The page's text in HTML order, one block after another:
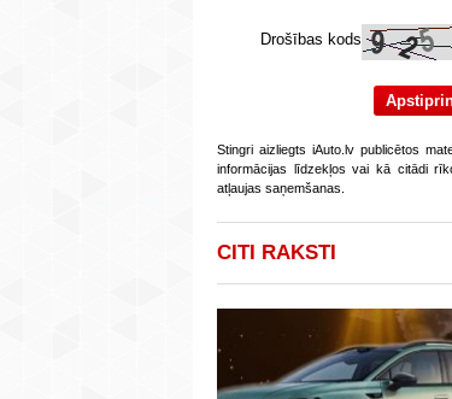
Drošības kods
Stingri aizliegts iAuto.lv publicētos
informācijas līdzekļos vai kā citādi
atļaujas saņemšanas.
CITI RAKSTI